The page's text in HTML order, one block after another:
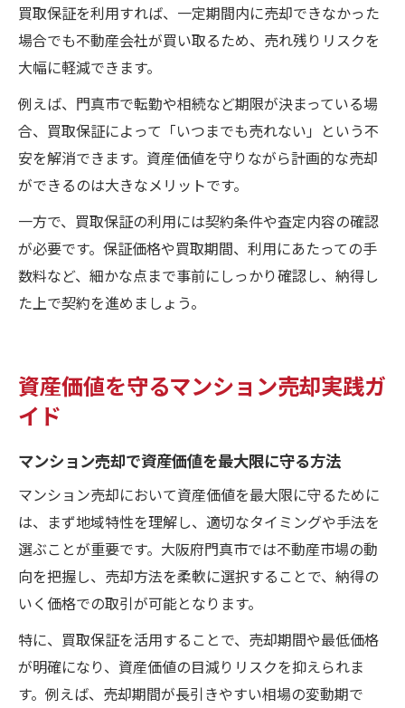
買取保証を利用すれば、一定期間内に売却できなかった
場合でも不動産会社が買い取るため、売れ残りリスクを
大幅に軽減できます。
例えば、門真市で転勤や相続など期限が決まっている場
合、買取保証によって「いつまでも売れない」という不
安を解消できます。資産価値を守りながら計画的な売却
ができるのは大きなメリットです。
一方で、買取保証の利用には契約条件や査定内容の確認
が必要です。保証価格や買取期間、利用にあたっての手
数料など、細かな点まで事前にしっかり確認し、納得し
た上で契約を進めましょう。
資産価値を守るマンション売却実践ガ
イド
マンション売却で資産価値を最大限に守る方法
マンション売却において資産価値を最大限に守るために
は、まず地域特性を理解し、適切なタイミングや手法を
選ぶことが重要です。大阪府門真市では不動産市場の動
向を把握し、売却方法を柔軟に選択することで、納得の
いく価格での取引が可能となります。
特に、買取保証を活用することで、売却期間や最低価格
が明確になり、資産価値の目減りリスクを抑えられま
す。例えば、売却期間が長引きやすい相場の変動期で